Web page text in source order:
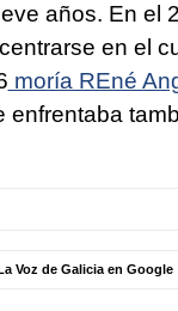
años. En el
en el
moría REné
Voz de Galicia en Google